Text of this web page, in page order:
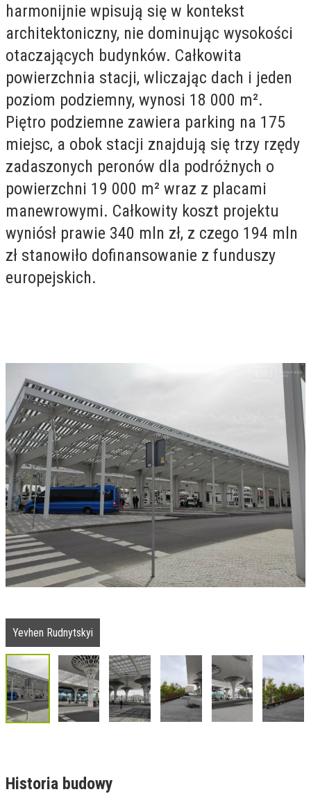
harmonijnie wpisują się w kontekst
architektoniczny, nie dominując wysokości
otaczających budynków. Całkowita
powierzchnia stacji, wliczając dach i jeden
poziom podziemny, wynosi 18 000 m².
Piętro podziemne zawiera parking na 175
miejsc, a obok stacji znajdują się trzy rzędy
zadaszonych peronów dla podróżnych o
powierzchni 19 000 m² wraz z placami
manewrowymi. Całkowity koszt projektu
wyniósł prawie 340 mln zł, z czego 194 mln
zł stanowiło dofinansowanie z funduszy
europejskich.
Yevhen Rudnytskyi
Historia budowy